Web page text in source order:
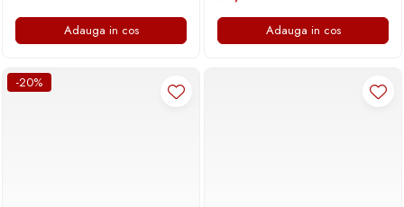
Adauga in cos Adauga in cos
-20%